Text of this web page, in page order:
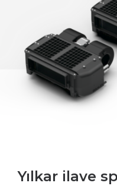
Yılkar ilave